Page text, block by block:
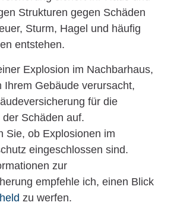
Strukturen gegen Schäden
Sturm, Hagel und häufig
entstehen.
Explosion im Nachbarhaus,
Ihrem Gebäude verursacht,
für die
Schäden auf.
Sie, ob Explosionen im
eingeschlossen sind.
zur
empfehle ich, einen Blick
zu werfen.